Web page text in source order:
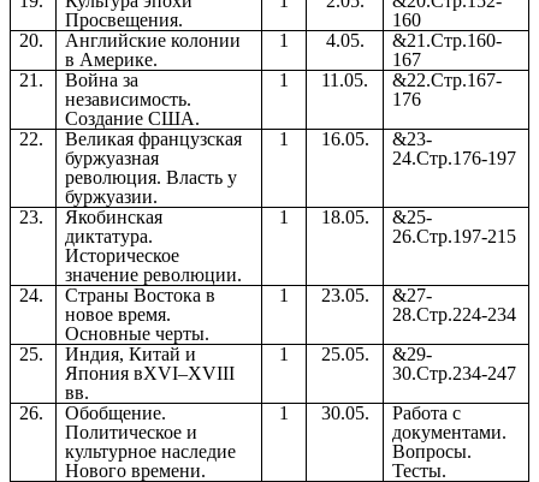
Просвещения.
160
20.
Английские колонии
в Америке.
1 4.05.
&21.Стр.160-
167
21.
Война за
независимость.
Создание США.
1 11.05.
&22.Стр.167-
176
22.
Великая французская
буржуазная
революция. Власть у
буржуазии.
1 16.05.
&23-
24.Стр.176-197
23.
Якобинская
диктатура.
Историческое
значение революции.
1 18.05.
&25-
26.Стр.197-215
24.
Страны Востока в
новое время.
Основные черты.
1 23.05.
&27-
28.Стр.224-234
25.
Индия, Китай и
Япония вXVI–XVIII
вв.
1 25.05.
&29-
30.Стр.234-247
26.
Обобщение.
Политическое и
культурное наследие
Нового времени.
1 30.05.
Работа с
документами.
Вопросы.
Тесты.